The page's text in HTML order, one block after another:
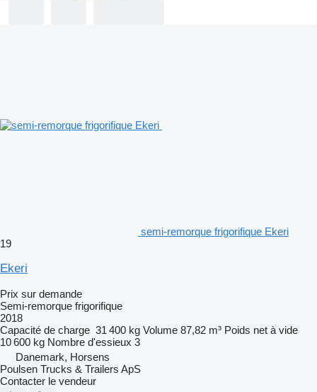
semi-remorque frigorifique Ekeri
19
Ekeri
Prix sur demande
Semi-remorque frigorifique
2018
Capacité de charge 31 400 kg Volume 87,82 m³ Poids net à vide
10 600 kg Nombre d'essieux 3
Danemark, Horsens
Poulsen Trucks & Trailers ApS
Contacter le vendeur